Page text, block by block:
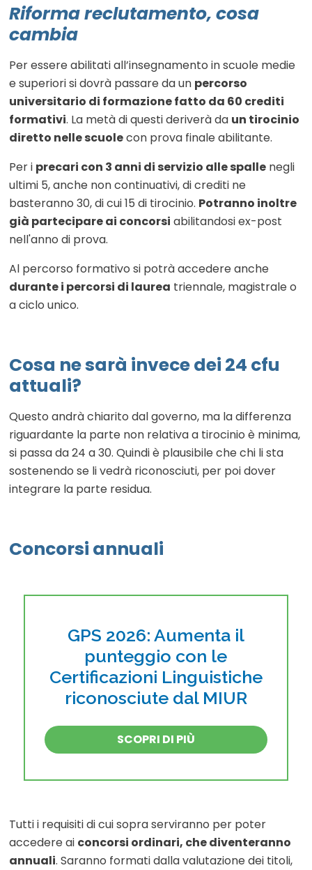
Riforma reclutamento, cosa
cambia
Per essere abilitati all’insegnamento in scuole medie
e superiori si dovrà passare da un percorso
universitario di formazione fatto da 60 crediti
formativi. La metà di questi deriverà da un tirocinio
diretto nelle scuolecon prova finale abilitante.
Per i precari con 3 anni di servizio alle spalle negli
ultimi 5, anche non continuativi, di crediti ne
basteranno 30, di cui 15 di tirocinio. Potranno inoltre
già partecipare ai concorsi abilitandosi ex-post
nell'anno di prova.
Al percorso formativo si potrà accedere anche
durante i percorsi di laurea triennale, magistrale o
a ciclo unico.
Cosa ne sarà invece dei 24 cfu
attuali?
Questo andrà chiarito dal governo, ma la differenza
riguardante la parte non relativa a tirocinio è minima,
si passa da 24 a 30. Quindi è plausibile che chi li sta
sostenendo se li vedrà riconosciuti, per poi dover
integrare la parte residua.
Concorsi annuali
GPS 2026: Aumenta il
punteggio con le
Certificazioni Linguistiche
riconosciute dal MIUR
SCOPRI DI PIÙ
Tutti i requisiti di cui sopra serviranno per poter
accedere ai concorsi ordinari, che diventeranno
annuali. Saranno formati dalla valutazione dei titoli,